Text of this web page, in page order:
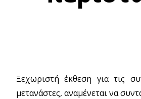
Ξεχωριστή έκθεση για τις
μετανάστες, αναμένεται να